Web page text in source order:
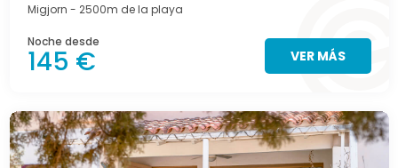
Migjorn - 2500m de la playa
Noche desde
145 € VER MÁS